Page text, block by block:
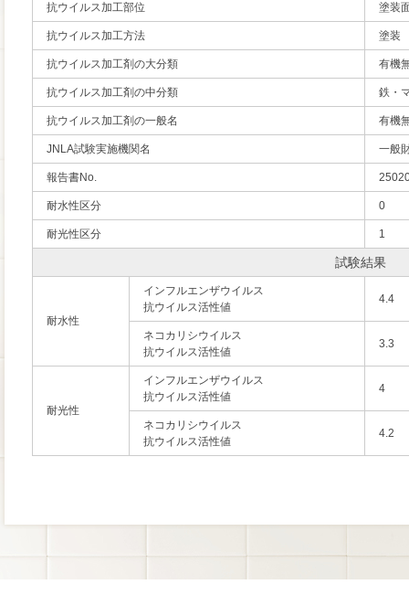
抗ウイルス加工部位 塗装
抗ウイルス加工方法 塗装
抗ウイルス加工剤の大分類 有機
抗ウイルス加工剤の中分類 鉄・
抗ウイルス加工剤の一般名 有機
JNLA試験実施機関名 一般
報告書No.
耐水性区分 0
耐光性区分 1
試験結果
耐水性
インフルエンザウイルス
抗ウイルス活性値
4.4
ネコカリシウイルス
抗ウイルス活性値
3.3
耐光性
インフルエンザウイルス
抗ウイルス活性値
4
ネコカリシウイルス
抗ウイルス活性値
4.2